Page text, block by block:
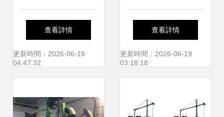
與機械設備研發 雙
輪驅動，賦能區域
查看詳情
更新時間：2026-06-19
04:47:32
全攻略 價格解析與
公司選擇
查看詳情
更新時間：2026-06-19
03:18:18